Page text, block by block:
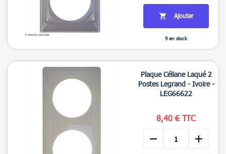

 Ajouter
9 en stock
Plaque Céliane Laqué 2
Postes Legrand - Ivoire -
LEG66622
8,40 € TTC
remove add